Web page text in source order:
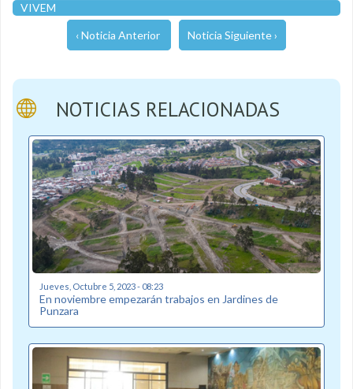
VIVEM
‹ Noticia Anterior Noticia Siguiente ›
NOTICIAS RELACIONADAS
Jueves, Octubre 5, 2023 - 08:23
En noviembre empezarán trabajos en Jardines de
Punzara